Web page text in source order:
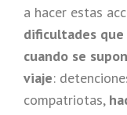
a hacer estas
dificultades
cuando se
viaje:
compatriotas,